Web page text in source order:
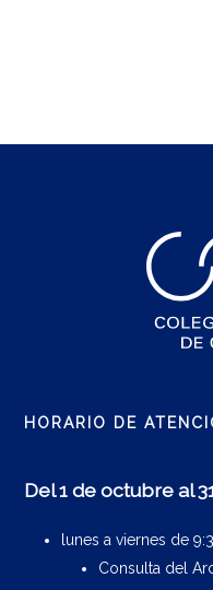
HORARIO DE
Del 1 de octubre al
lunes a viernes de
Consulta del